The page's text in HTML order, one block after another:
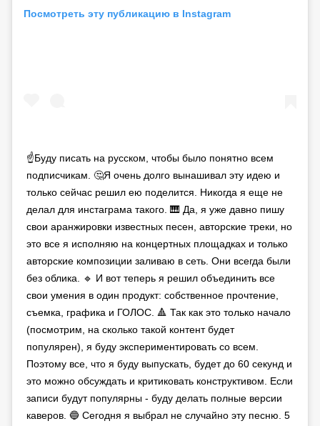
Посмотреть эту публикацию в Instagram
☝️Буду писать на русском, чтобы было понятно всем
подписчикам. 🤔Я очень долго вынашивал эту идею и
только сейчас решил ею поделится. Никогда я еще не
делал для инстаграма такого. 🎹 Да, я уже давно пишу
свои аранжировки известных песен, авторские треки, но
это все я исполняю на концертных площадках и только
авторские композиции заливаю в сеть. Они всегда были
без облика. 🔹️ И вот теперь я решил объединить все
свои умения в один продукт: собственное прочтение,
съемка, графика и ГОЛОС. 🔺️ Так как это только начало
(посмотрим, на сколько такой контент будет
популярен), я буду экспериментировать со всем.
Поэтому все, что я буду выпускать, будет до 60 секунд и
это можно обсуждать и критиковать конструктивом. Если
записи будут популярны - буду делать полные версии
каверов. 🔵 Сегодня я выбрал не случайно эту песню. 5